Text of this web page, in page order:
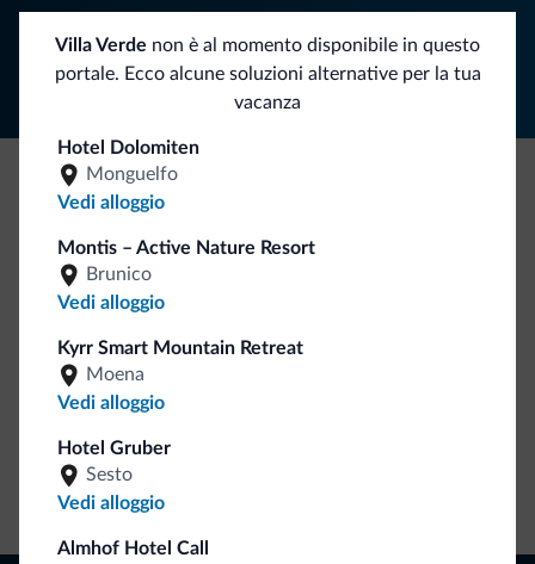
Villa Verde non è al momento disponibile in questo
portale. Ecco alcune soluzioni alternative per la tua
vacanza
Hotel Dolomiten
Monguelfo
Vedi alloggio
Montis – Active Nature Resort
Brunico
Vedi alloggio
Kyrr Smart Mountain Retreat
Moena
Vedi alloggio
Hotel Gruber
Sesto
Vedi alloggio
Almhof Hotel Call
Segui Dolomiti.it
Be Original, scopri la nuova collezione
Ce l'avete chiesto in tanti. Ecco la nuova collezione firmata
Dolomiti.it!